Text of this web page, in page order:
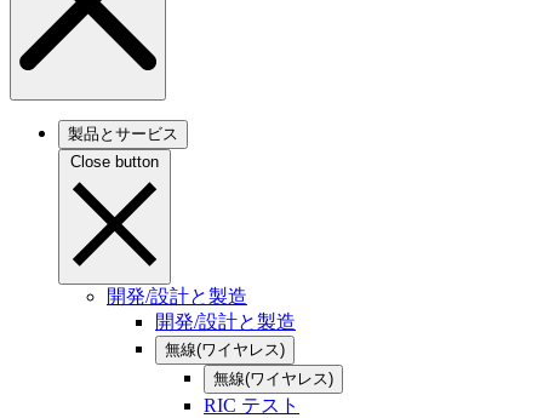
製品とサービス
Close button
開発/設計と製造
開発/設計と製造
無線(ワイヤレス)
無線(ワイヤレス)
RIC テスト